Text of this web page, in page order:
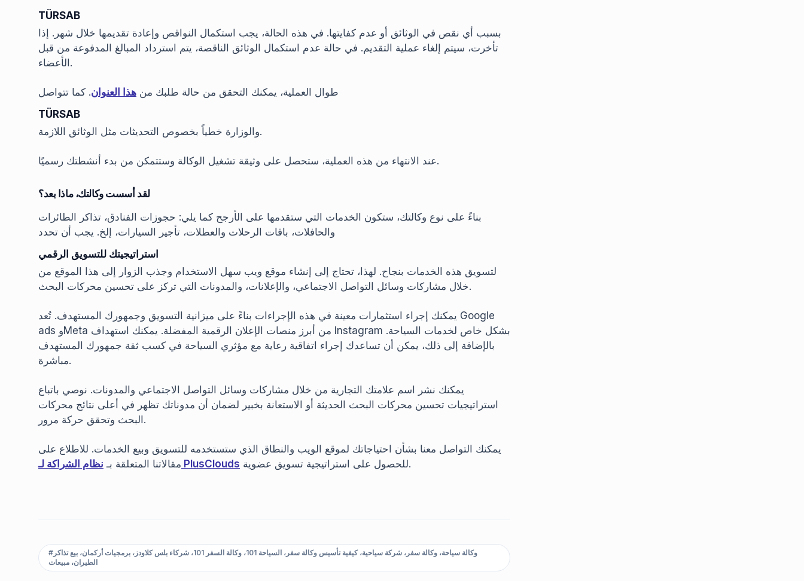
TÜRSAB
بسبب أي نقص في الوثائق أو عدم كفايتها. في هذه الحالة، يجب استكمال النواقص وإعادة تقديمها خلال شهر. إذا
تأخرت، سيتم إلغاء عملية التقديم. في حالة عدم استكمال الوثائق الناقصة، يتم استرداد المبالغ المدفوعة من قبل
الأعضاء.
طوال العملية، يمكنك التحقق من حالة طلبك من هذا العنوان. كما تتواصل
TÜRSAB
والوزارة خطياً بخصوص التحديثات مثل الوثائق اللازمة.
عند الانتهاء من هذه العملية، ستحصل على وثيقة تشغيل الوكالة وستتمكن من بدء أنشطتك رسميًا.
لقد أسست وكالتك، ماذا بعد؟
بناءً على نوع وكالتك، ستكون الخدمات التي ستقدمها على الأرجح كما يلي: حجوزات الفنادق، تذاكر الطائرات
والحافلات، باقات الرحلات والعطلات، تأجير السيارات، إلخ. يجب أن تحدد
استراتيجيتك للتسويق الرقمي
لتسويق هذه الخدمات بنجاح. لهذا، تحتاج إلى إنشاء موقع ويب سهل الاستخدام وجذب الزوار إلى هذا الموقع من
خلال مشاركات وسائل التواصل الاجتماعي، والإعلانات، والمدونات التي تركز على تحسين محركات البحث.
يمكنك إجراء استثمارات معينة في هذه الإجراءات بناءً على ميزانية التسويق وجمهورك المستهدف. تُعد Google
ads وMeta من أبرز منصات الإعلان الرقمية المفضلة. يمكنك استهداف Instagram بشكل خاص لخدمات السياحة.
بالإضافة إلى ذلك، يمكن أن تساعدك إجراء اتفاقية رعاية مع مؤثري السياحة في كسب ثقة جمهورك المستهدف
مباشرة.
يمكنك نشر اسم علامتك التجارية من خلال مشاركات وسائل التواصل الاجتماعي والمدونات. نوصي باتباع
استراتيجيات تحسين محركات البحث الحديثة أو الاستعانة بخبير لضمان أن مدوناتك تظهر في أعلى نتائج محركات
البحث وتحقق حركة مرور.
يمكنك التواصل معنا بشأن احتياجاتك لموقع الويب والنطاق الذي ستستخدمه للتسويق وبيع الخدمات. للاطلاع على
مقالاتنا المتعلقة بـ نظام الشراكة لـ PlusClouds للحصول على استراتيجية تسويق عضوية.
# وكالة سياحة، وكالة سفر، شركة سياحية، كيفية تأسيس وكالة سفر، السياحة 101، وكالة السفر 101، شركاء بلس كلاودز، برمجيات أركمان، بيع تذاكر
الطيران، مبيعات